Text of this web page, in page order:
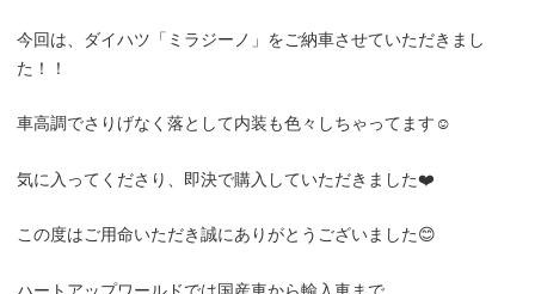
今回は、ダイハツ「ミラジーノ」をご納車させていただきまし
た！！
車高調でさりげなく落として内装も色々しちゃってます☺️
気に入ってくださり、即決で購入していただきました❤️
この度はご用命いただき誠にありがとうございました😊
ハートアップワールドでは国産車から輸入車まで